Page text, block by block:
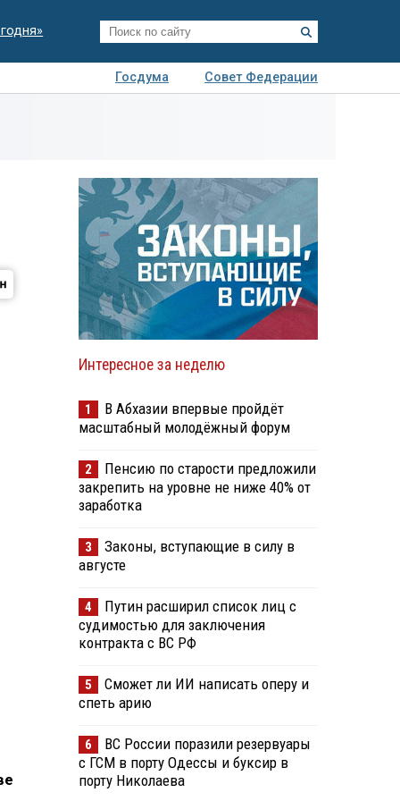
Госдума
Совет Федерации
Интересное за неделю
1
В Абхазии впервые пройдёт
масштабный молодёжный форум
2
Пенсию по старости предложили
закрепить на уровне не ниже 40% от
заработка
3
Законы, вступающие в силу в
августе
4
Путин расширил список лиц с
судимостью для заключения
контракта с ВС РФ
5
Сможет ли ИИ написать оперу и
спеть арию
6
ВС России поразили резервуары
с ГСМ в порту Одессы и буксир в
порту Николаева